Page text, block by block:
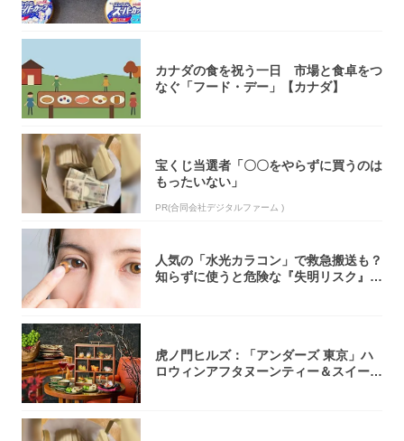
カナダの食を祝う一日 市場と食卓をつ
なぐ「フード・デー」【カナダ】
宝くじ当選者「〇〇をやらずに買うのは
もったいない」
PR(合同会社デジタルファーム )
人気の「水光カラコン」で救急搬送も？
知らずに使うと危険な『失明リスク』と
虎ノ門ヒルズ：「アンダーズ 東京」ハ
ロウィンアフタヌーンティー＆スイーツ